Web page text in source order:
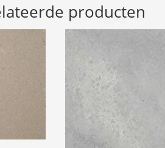
producten